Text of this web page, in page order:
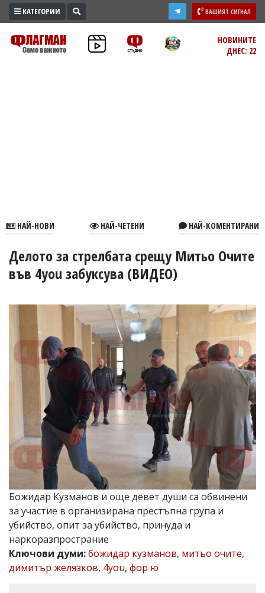
ПРОМО
ЗОНА
УКРАЙНА
РАЗСЛЕДВАНЕ
Управители:
Веселин
email:
v.vasilev@flagman.bg
Касабова,
еmail:k.kassabova@flagman.bg
Главен
Иван
Колев,
email:
office@flagman.bg
Коментарите
под
статиите
се
КАТЕГОРИИ ВАШИЯТ СИГНАЛ
НОВИНИТЕ
ДНЕС: 22
НАЙ-НОВИ НАЙ-ЧЕТЕНИ НАЙ-КОМЕНТИРАНИ
Делото за стрелбата срещу Митьо Очите
във 4you забуксува (ВИДЕО)
Божидар Кузманов и още девет души са обвинени
за участие в организирана престъпна група и
убийство, опит за убийство, принуда и
наркоразпространие
Ключови думи:божидар кузманов, митьо очите,
димитър желязков, 4you, фор ю